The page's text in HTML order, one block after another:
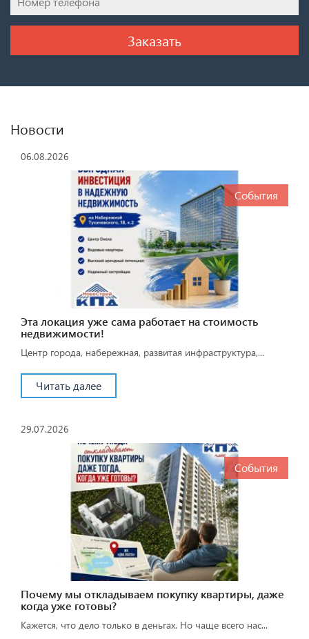
Новости
06.08.2026
События
Эта локация уже сама работает на стоимость
недвижимости!
Центр города, набережная, развитая инфраструктура,...
Читать далее
29.07.2026
События
Почему мы откладываем покупку квартиры, даже
когда уже готовы?
Кажется, что дело только в деньгах. Но чаще всего нас...